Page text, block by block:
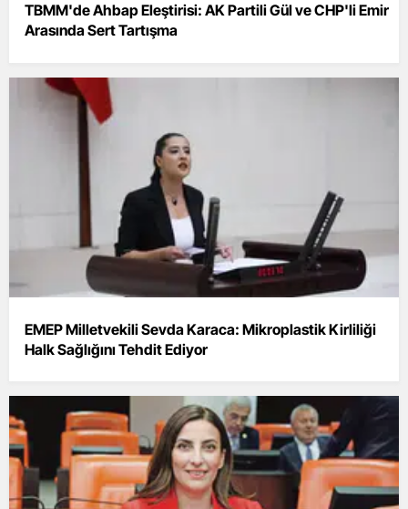
TBMM'de Ahbap Eleştirisi: AK Partili Gül ve CHP'li Emir
Arasında Sert Tartışma
EMEP Milletvekili Sevda Karaca: Mikroplastik Kirliliği
Halk Sağlığını Tehdit Ediyor